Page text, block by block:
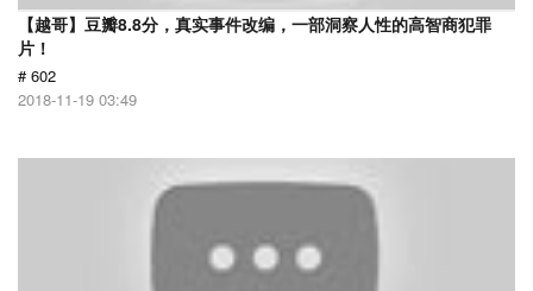
【越哥】豆瓣8.8分，真实事件改编，一部洞察人性的高智商犯罪
片！
# 602
2018-11-19 03:49